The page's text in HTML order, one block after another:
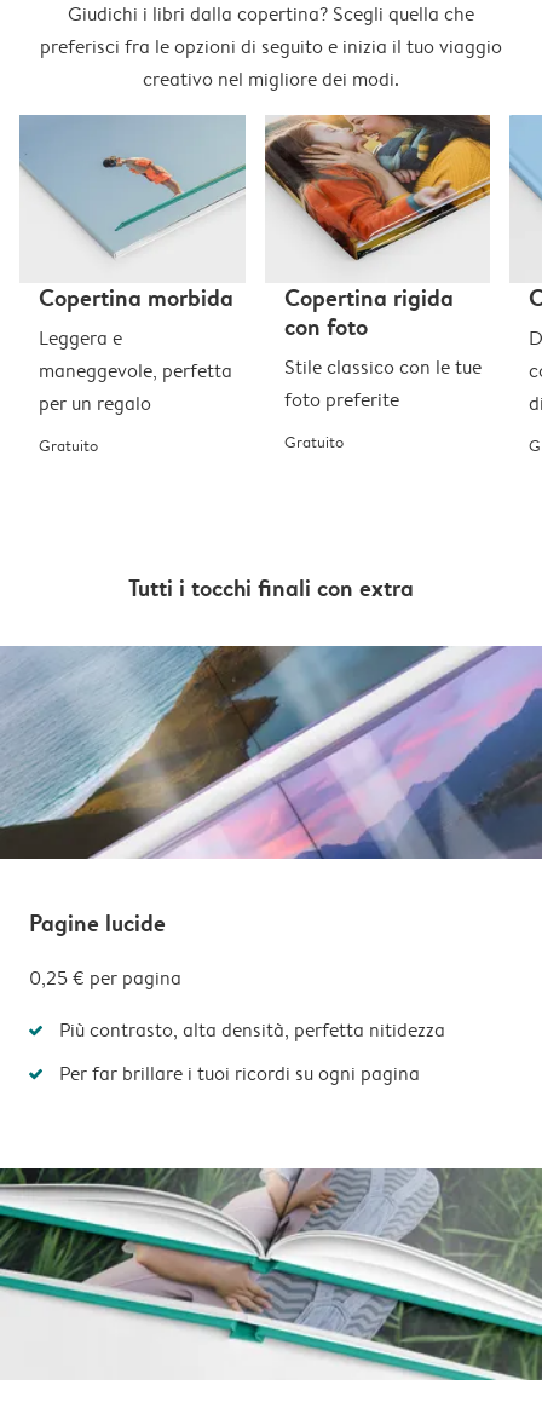
Giudichi i libri dalla copertina? Scegli quella che
preferisci fra le opzioni di seguito e inizia il tuo viaggio
creativo nel migliore dei modi.
Copertina morbida
Leggera e
maneggevole, perfetta
per un regalo
Gratuito
Copertina rigida
con foto
Stile classico con le tue
foto preferite
Gratuito
Tutti i tocchi finali con extra
Pagine lucide
0,25 € per pagina
Più contrasto, alta densità, perfetta nitidezza
Per far brillare i tuoi ricordi su ogni pagina